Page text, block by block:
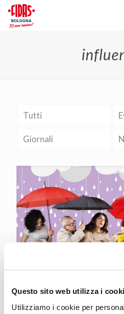
Questo sito web utilizza i
Utilizziamo i cookie per
Tutti
Giornali